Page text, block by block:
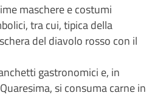
maschere e costumi
tra cui, tipica della
del diavolo rosso con il
gastronomici e, in
si consuma carne in